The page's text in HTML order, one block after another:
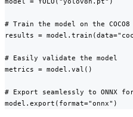
# Train the model on the
results =
# Easily validate the model
metrics = model.val()
# Export seamlessly to ONNX
model.export(format="onnx")